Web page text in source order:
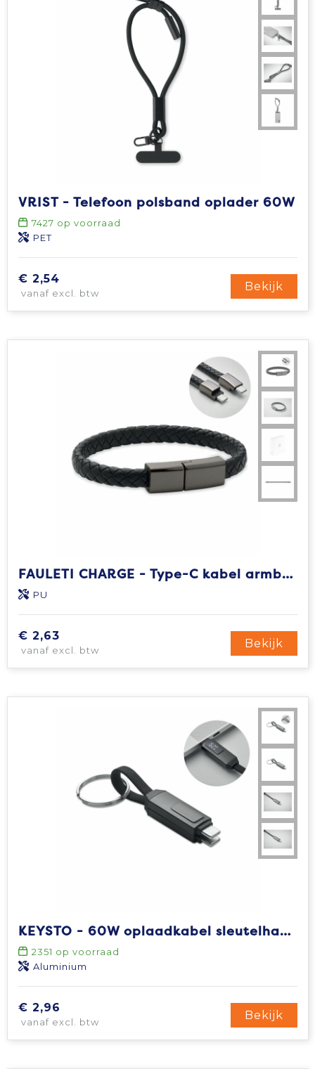
VRIST - Telefoon polsband oplader 60W
7427 op voorraad
PET
€ 2,54
vanaf excl. btw
Bekijk
FAULETI CHARGE - Type-C kabel armband
PU
€ 2,63
vanaf excl. btw
Bekijk
KEYSTO - 60W oplaadkabel sleutelhanger
2351 op voorraad
Aluminium
€ 2,96
vanaf excl. btw
Bekijk